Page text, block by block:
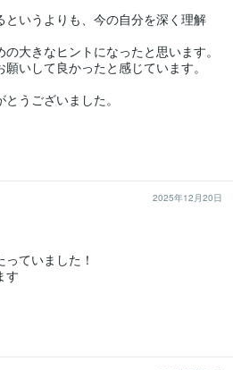
いうよりも、今の自分を深く理解
大きなヒントになったと思います。
いして良かったと感じています。
うございました。
2025年12月20日
ていました！
す